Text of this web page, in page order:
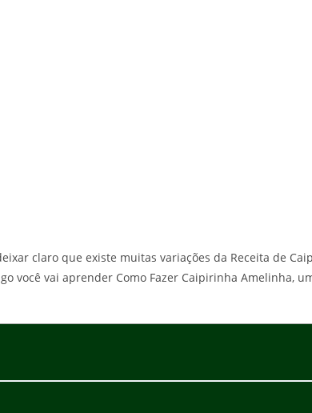
claro que existe muitas variações da Receita de
você vai aprender Como Fazer Caipirinha Amelinha,